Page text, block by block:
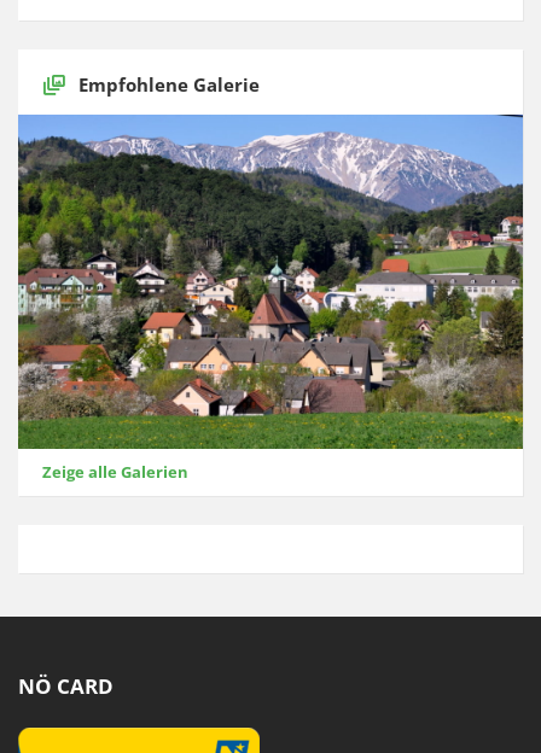
Empfohlene Galerie
Zeige alle Galerien
NÖ CARD